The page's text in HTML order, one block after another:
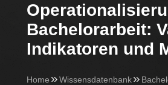
Bachelorarbeit:
Indikatoren und
Home Wissensdatenbank